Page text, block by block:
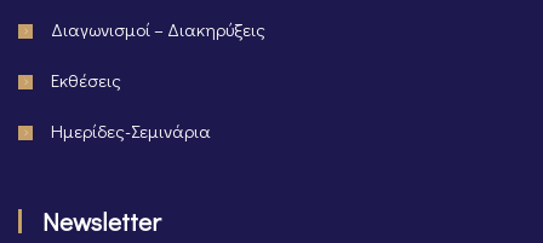
Διαγωνισμοί – Διακηρύξεις
Εκθέσεις
Ημερίδες-Σεμινάρια
Newsletter